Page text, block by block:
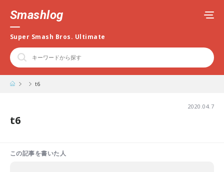
Smashlog
Super Smash Bros. Ultimate
t6
2020.04.7
t6
この記事を書いた人